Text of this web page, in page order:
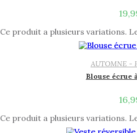
Ce produit a plusieurs variations.
AUTOMNE -
Blouse écrue
Ce produit a plusieurs variations.